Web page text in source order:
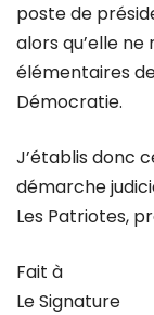
poste de
alors qu’elle
élémentaires
Démocratie.
J’établis donc
démarche
Les Patriotes,
Fait à
Le Signature